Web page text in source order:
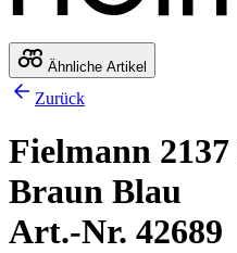
Ähnliche Artikel
Zurück
Fielmann
Braun Blau
Art.-Nr. 42689